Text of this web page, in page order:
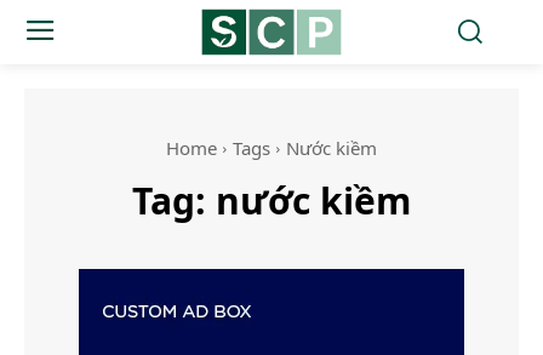
Home Tags Nước kiềm
Tag: nước kiềm